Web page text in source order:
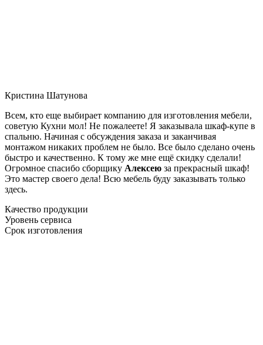
Кристина Шатунова
Всем, кто еще выбирает компанию для изготовления мебели,
советую Кухни мол! Не пожалеете! Я заказывала шкаф-купе в
спальню. Начиная с обсуждения заказа и заканчивая
монтажом никаких проблем не было. Все было сделано очень
быстро и качественно. К тому же мне ещё скидку сделали!
Огромное спасибо сборщику Алексею за прекрасный шкаф!
Это мастер своего дела! Всю мебель буду заказывать только
здесь.
Качество продукции
Уровень сервиса
Срок изготовления